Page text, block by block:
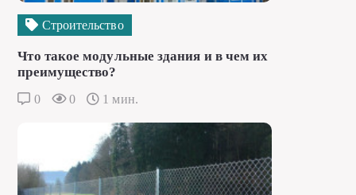
Строительство
Что такое модульные здания и в чем их
преимущество?
0 0 1 мин.